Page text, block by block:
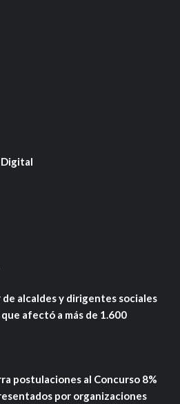
Digital
alcaldes y dirigentes sociales
afectó a más de 1.600
postulaciones al Concurso 8%
por organizaciones